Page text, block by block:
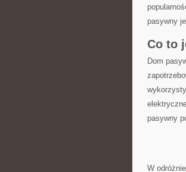
pasywny
Co to
Dom
⁢pasywny‍
W